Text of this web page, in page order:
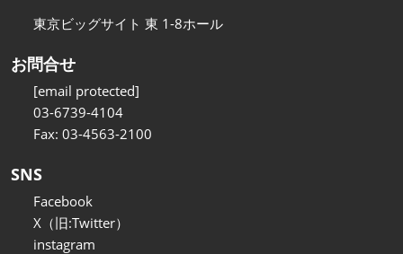
東京ビッグサイト 東 1-8ホール
お問合せ
[email protected]
03-6739-4104
Fax: 03-4563-2100
SNS
Facebook
X（旧:Twitter）
instagram